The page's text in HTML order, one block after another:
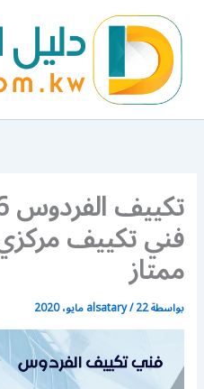
المحتوى
فني تكييف
ممتاز
بواسطة alsatary/22 مايو، 2020